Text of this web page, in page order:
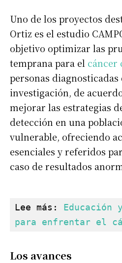
Uno de los proyectos
Ortiz es el estudio
objetivo optimizar las
temprana para el cáncer
personas
investigación, de
mejorar las estrategias
detección en una
vulnerable, ofreciendo
esenciales y referidos
caso de resultados
Lee más: Educación
para enfrentar el
Los avances